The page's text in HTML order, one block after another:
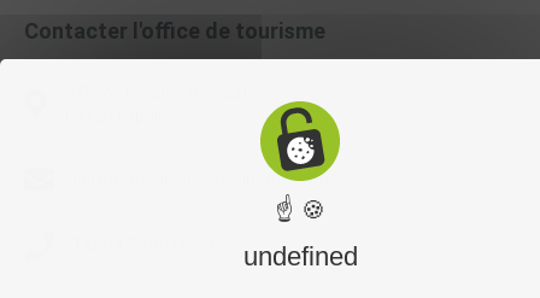
Contacter l'office de tourisme
contact@lapalissetourisme.com
☝ 🍪
undefined